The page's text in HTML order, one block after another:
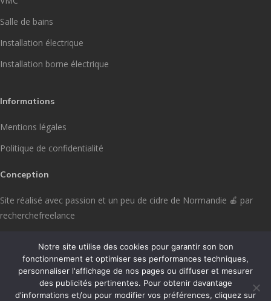
Salle de bains
Installation électrique
Installation borne électrique
Informations
Mentions légales
Politique de confidentialité
Conception
Site réalisé avec passion et un peu de cidre de Normandie 🍎 par
recherchefreelance
Notre site utilise des cookies pour garantir son bon
fonctionnement et optimiser ses performances techniques,
personnaliser l'affichage de nos pages ou diffuser et mesurer
des publicités pertinentes. Pour obtenir davantage
d'informations et/ou pour modifier vos préférences, cliquez sur